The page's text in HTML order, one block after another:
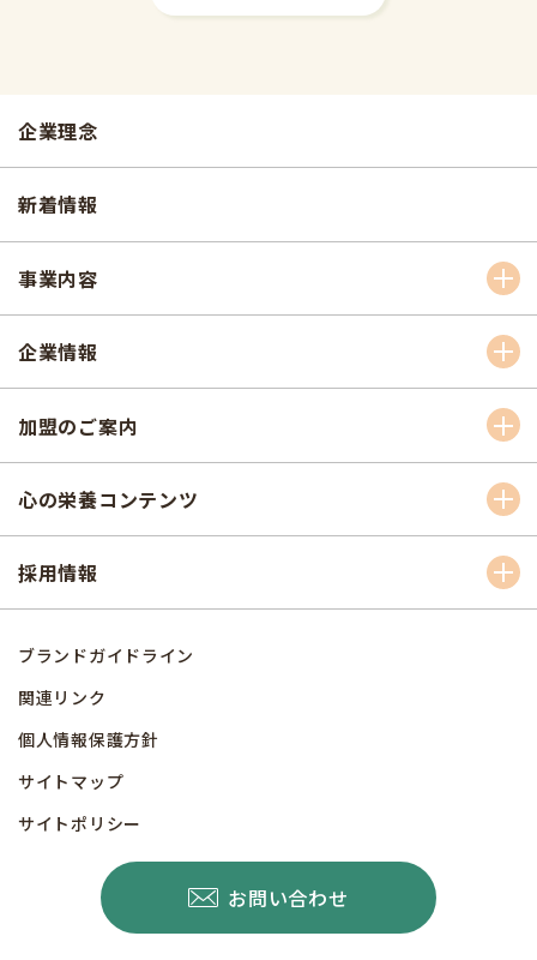
企業理念
新着情報
事業内容
企業情報
加盟のご案内
心の栄養コンテンツ
採用情報
ブランドガイドライン
関連リンク
個人情報保護方針
サイトマップ
サイトポリシー
お問い合わせ